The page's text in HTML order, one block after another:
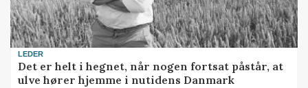
LEDER
Det er helt i hegnet, når nogen fortsat påstår, at
ulve hører hjemme i nutidens Danmark